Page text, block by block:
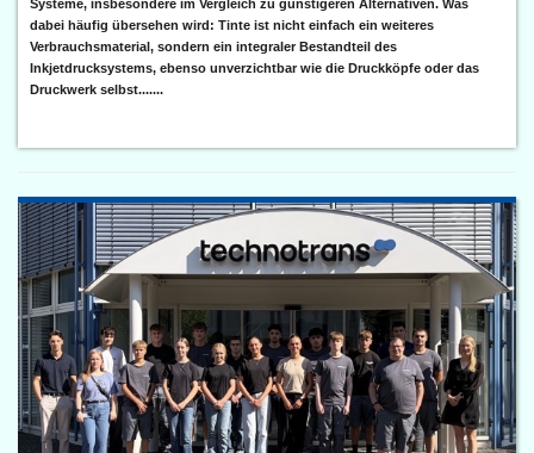
Systeme, insbesondere im Vergleich zu günstigeren Alternativen. Was
dabei häufig übersehen wird: Tinte ist nicht einfach ein weiteres
Verbrauchsmaterial, sondern ein integraler Bestandteil des
Inkjetdrucksystems, ebenso unverzichtbar wie die Druckköpfe oder das
Druckwerk selbst.......